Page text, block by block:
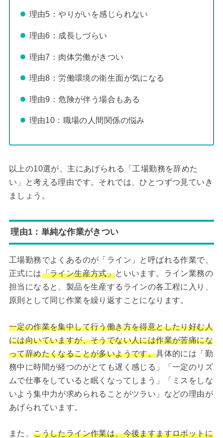
理由5：やりがいを感じられない
理由6：成長しづらい
理由7：肉体労働がきつい
理由8：労働環境の衛生面が気になる
理由9：危険が伴う場合もある
理由10：職場の人間関係の悩み
以上の10選が、主にあげられる「工場勤務を辞めた
い」と考える理由です。それでは、ひとつずつ見ていき
ましょう。
理由1：単純な作業がきつい
工場勤務でよくあるのが「ライン」と呼ばれる作業で、
正式には「ライン生産方式」といいます。ライン業務の
担当になると、製品を生産するラインの各工程に入り、
原則として同じ作業を繰り返すことになります。
一定の作業を集中して行う働き方を得意としたり好む人
には向いていますが、そうでない人には作業が苦痛にな
って辞めたくなることが多いようです。具体的には「勤
務中に時間が経つのがとても遅く感じる」「一定のリズ
ムで仕事をしていると眠くなってしまう」「ミスをしな
いよう集中力が求められることがツラい」などの理由が
あげられています。
また、こうしたライン作業は、今後ますますロボットに